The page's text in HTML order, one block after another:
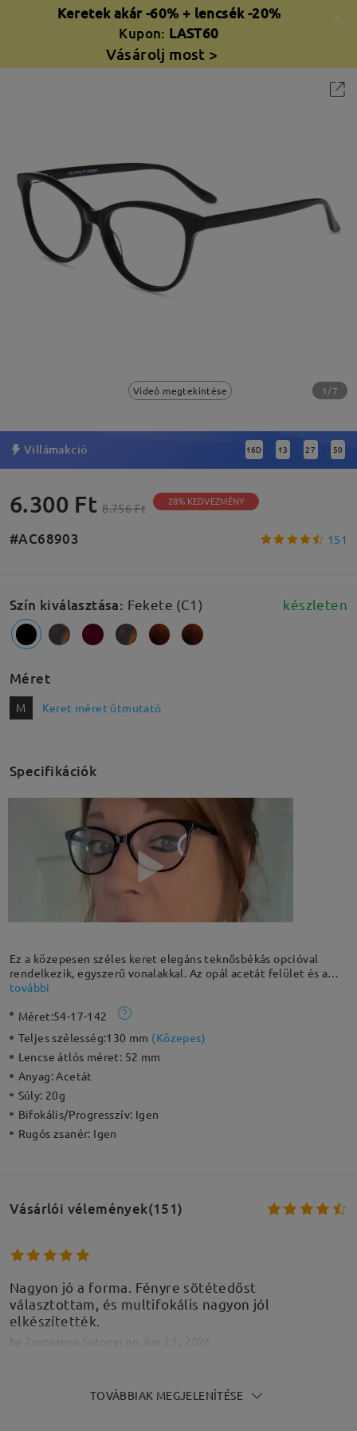
Keretek akár -60% + lencsék -20%
Kupon: LAST60
Vásárolj most >
Videó megtekintése 1/7
Villámakció 16D : 13 : 27 : 49
6.300 Ft 8.756 Ft 28% KEDVEZMÉNY
#AC68903 151
Szín kiválasztása: Fekete (C1) készleten
Méret
M Keret méret útmutató
Specifikációk
Ez a közepesen széles keret elegáns teknősbékás opcióval
rendelkezik, egyszerű vonalakkal. Az opál acetát felület és a
rugós zsanér funkcionális, kényelmes és bátor karaktert
adnak. Ez egy kötelező keret munka vagy szórakozás számára.
további
Méret:54-17-142
Teljes szélesség:130 mm (Közepes)
Lencse átlós méret: 52 mm
Anyag:Acetát
Súly: 20g
Bifokális/Progresszív: Igen
Rugós zsanér: Igen
Vásárlói vélemények(151)
Nagyon jó a forma. Fényre sötétedőst
választottam, és multifokális nagyon jól
elkészítették.
TOVÁBBIAK MEGJELENÍTÉSE